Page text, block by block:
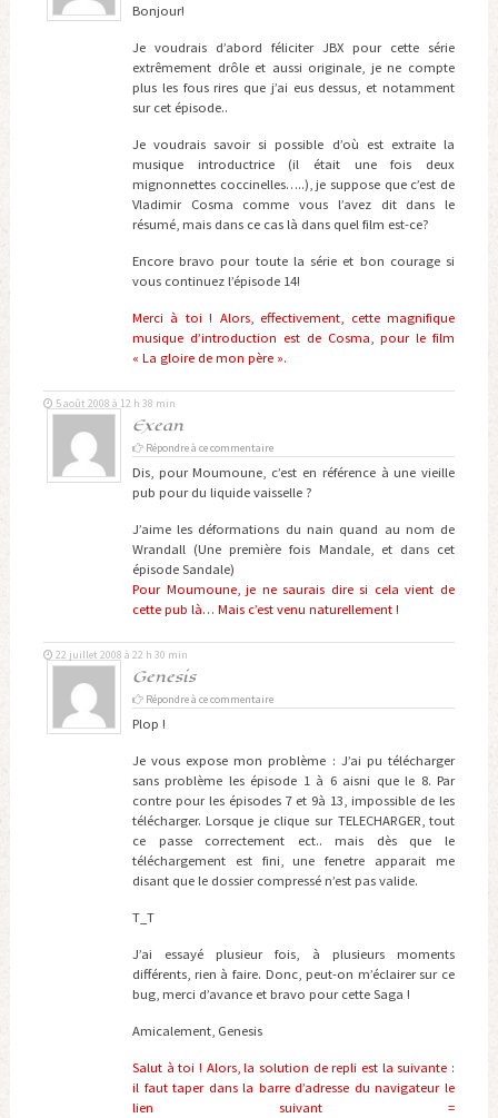
Bonjour!
Je voudrais d’abord féliciter JBX pour cette série
extrêmement drôle et aussi originale, je ne compte
plus les fous rires que j’ai eus dessus, et notamment
sur cet épisode..
Je voudrais savoir si possible d’où est extraite la
musique introductrice (il était une fois deux
mignonnettes coccinelles…..), je suppose que c’est de
Vladimir Cosma comme vous l’avez dit dans le
résumé, mais dans ce cas là dans quel film est-ce?
Encore bravo pour toute la série et bon courage si
vous continuez l’épisode 14!
Merci à toi ! Alors, effectivement, cette magnifique
musique d’introduction est de Cosma, pour le film
« La gloire de mon père ».
Exean
5 août 2008 à 12 h 38 min
Répondre à ce commentaire
Dis, pour Moumoune, c’est en référence à une vieille
pub pour du liquide vaisselle ?
J’aime les déformations du nain quand au nom de
Wrandall (Une première fois Mandale, et dans cet
épisode Sandale)
Pour Moumoune, je ne saurais dire si cela vient de
cette pub là… Mais c’est venu naturellement !
Genesis
22 juillet 2008 à 22 h 30 min
Répondre à ce commentaire
Plop !
Je vous expose mon problème : J’ai pu télécharger
sans problème les épisode 1 à 6 aisni que le 8. Par
contre pour les épisodes 7 et 9à 13, impossible de les
télécharger. Lorsque je clique sur TELECHARGER, tout
ce passe correctement ect.. mais dès que le
téléchargement est fini, une fenetre apparait me
disant que le dossier compressé n’est pas valide.
T_T
J’ai essayé plusieur fois, à plusieurs moments
différents, rien à faire. Donc, peut-on m’éclairer sur ce
bug, merci d’avance et bravo pour cette Saga !
Amicalement, Genesis
Salut à toi ! Alors, la solution de repli est la suivante :
il faut taper dans la barre d’adresse du navigateur le
lien suivant =